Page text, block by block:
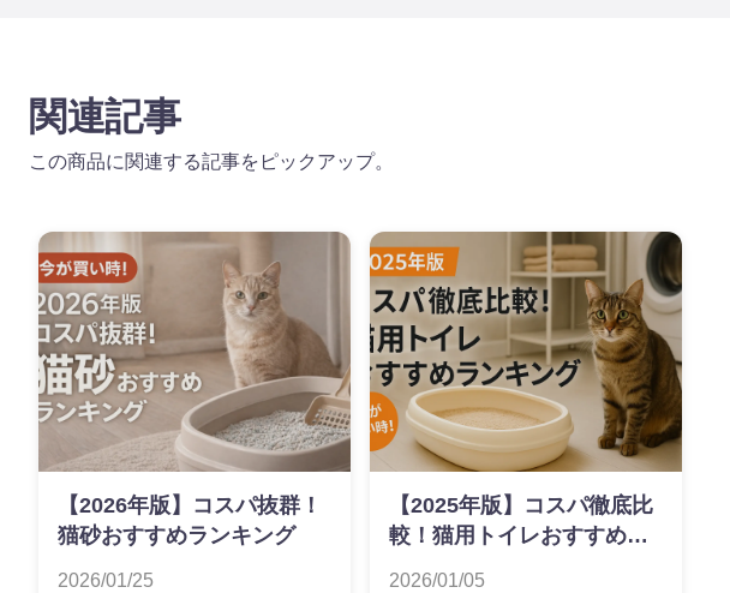
関連記事
この商品に関連する記事をピックアップ。
【2026年版】コスパ抜群！
猫砂おすすめランキング
2026/01/25
【2025年版】コスパ徹底比
較！猫用トイレおすすめラ
2026/01/05